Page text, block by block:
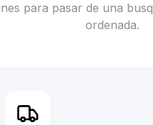
para pasar de una
ordenada.